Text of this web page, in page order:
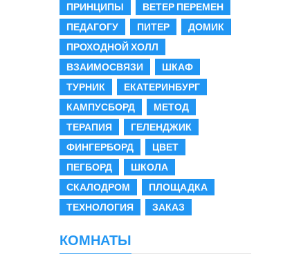
ПРИНЦИПЫ
ВЕТЕР ПЕРЕМЕН
ПЕДАГОГУ
ПИТЕР
ДОМИК
ПРОХОДНОЙ ХОЛЛ
ВЗАИМОСВЯЗИ
ШКАФ
ТУРНИК
ЕКАТЕРИНБУРГ
КАМПУСБОРД
МЕТОД
ТЕРАПИЯ
ГЕЛЕНДЖИК
ФИНГЕРБОРД
ЦВЕТ
ПЕГБОРД
ШКОЛА
СКАЛОДРОМ
ПЛОЩАДКА
ТЕХНОЛОГИЯ
ЗАКАЗ
КОМНАТЫ